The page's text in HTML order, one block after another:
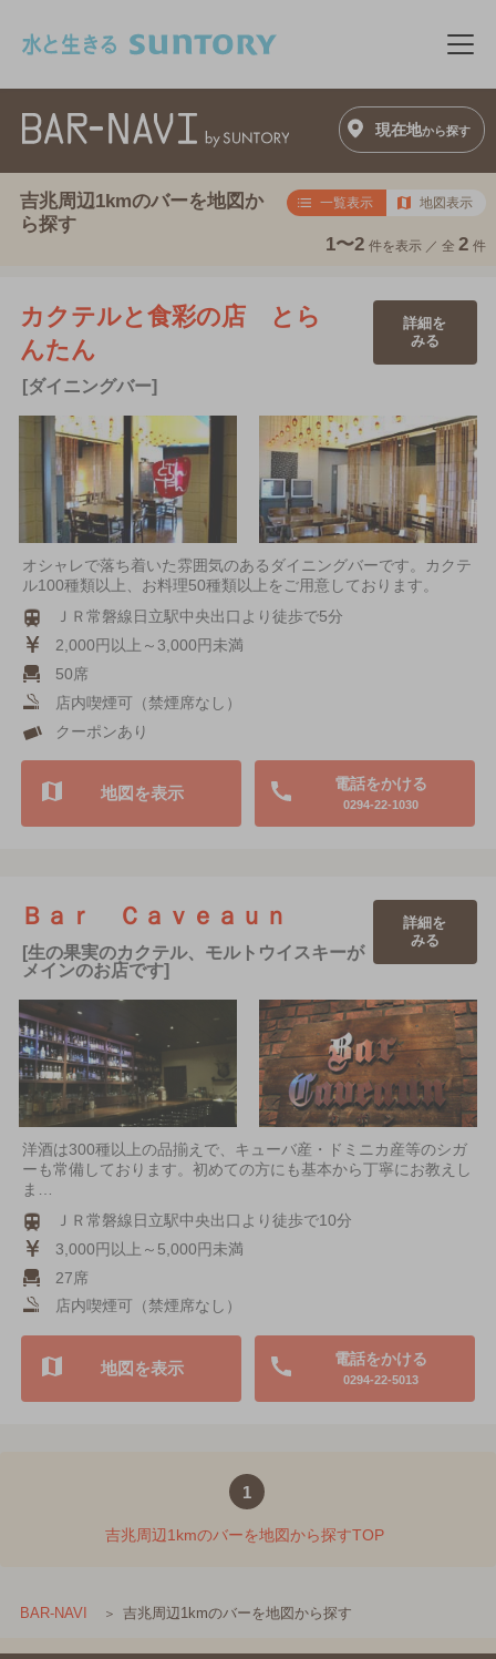
メ
現在地から探す
吉兆周辺1kmのバーを地図か
ら探す
一覧表示 地図表示
1〜2 件を表示 ／ 全 2 件
カクテルと食彩の店 とら
んたん
[ダイニングバー]
詳細を
みる
オシャレで落ち着いた雰囲気のあるダイニングバーです。カクテ
ル100種類以上、お料理50種類以上をご用意しております。
ＪＲ常磐線日立駅中央出口より徒歩で5分
2,000円以上～3,000円未満
50席
店内喫煙可（禁煙席なし）
クーポンあり
電話をかける
0294-22-1030
地図を表示
Ｂａｒ Ｃａｖｅａｕｎ
[生の果実のカクテル、モルトウイスキーが
メインのお店です]
詳細を
みる
洋酒は300種以上の品揃えで、キューバ産・ドミニカ産等のシガ
ーも常備しております。初めての方にも基本から丁寧にお教えし
ま…
ＪＲ常磐線日立駅中央出口より徒歩で10分
3,000円以上～5,000円未満
27席
店内喫煙可（禁煙席なし）
電話をかける
0294-22-5013
地図を表示
1
吉兆周辺1kmのバーを地図から探すTOP
BAR-NAVI 吉兆周辺1kmのバーを地図から探す